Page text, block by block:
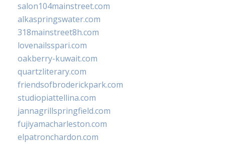
salon104mainstreet.com
alkaspringswater.com
318mainstreet8h.com
lovenailsspari.com
oakberry-kuwait.com
quartzliterary.com
friendsofbroderickpark.com
studiopiattellina.com
jannagrillspringfield.com
fujiyamacharleston.com
elpatronchardon.com